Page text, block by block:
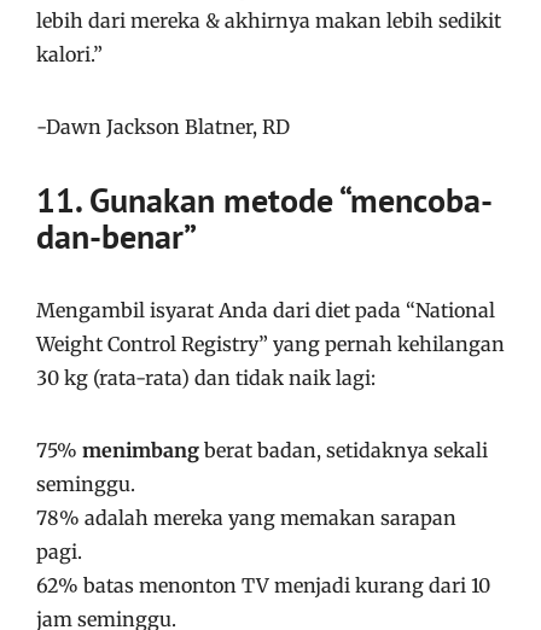
lebih dari mereka & akhirnya makan lebih sedikit
kalori.”
-Dawn Jackson Blatner, RD
11. Gunakan metode “mencoba-
dan-benar”
Mengambil isyarat Anda dari diet pada “National
Weight Control Registry” yang pernah kehilangan
30 kg (rata-rata) dan tidak naik lagi:
75% menimbang berat badan, setidaknya sekali
seminggu.
78% adalah mereka yang memakan sarapan
pagi.
62% batas menonton TV menjadi kurang dari 10
jam seminggu.